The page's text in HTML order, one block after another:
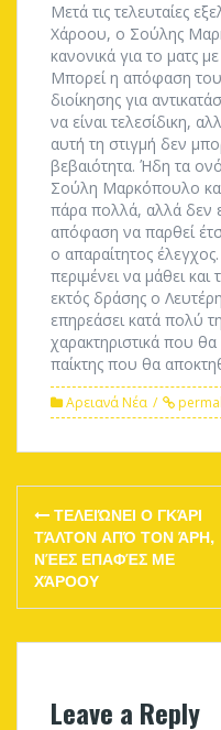
Μετά τις τελευταίες
Χάροου, ο Σούλης
κανονικά για το ματς
Μπορεί η απόφαση του
διοίκησης για
να είναι τελεσίδικη,
αυτή τη στιγμή δεν
βεβαιότητα. Ήδη τα
Σούλη Μαρκόπουλο
πάρα πολλά, αλλά δεν
απόφαση να παρθεί
ο απαραίτητος
περιμένει να μάθει
εκτός δράσης ο
επηρεάσει κατά πολύ
χαρακτηριστικά που θα
παίκτης που θα
Αρειανά Νέα
Post
navigation
ΤΕΛΕΙΏΝΕΙ Ο ΓΚΆΡΙ
ΤΆΛΤΟΝ ΑΠΌ ΤΟΝ ΆΡΗ,
ΝΈΕΣ ΕΠΑΦΈΣ ΜΕ
ΧΆΡΟΟΥ
Leave a Reply